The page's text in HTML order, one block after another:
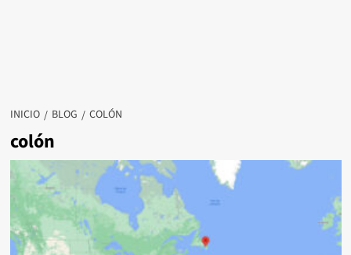
INICIO BLOG COLÓN
colón